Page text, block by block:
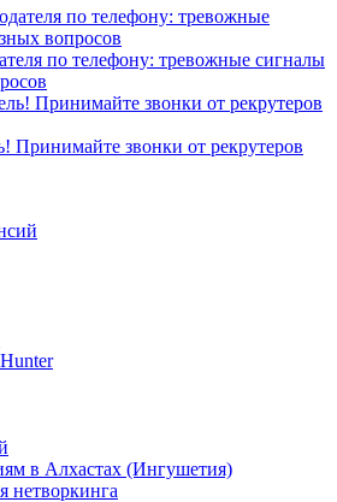
по телефону: тревожные сигналы
Принимайте звонки от рекрутеров
в Алхастах (Ингушетия)
нетворкинга